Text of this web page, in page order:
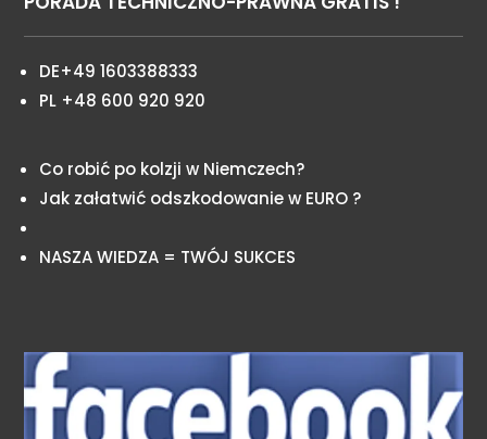
DE+49 1603388333
PL +48 600 920 920
Co robić po kolzji w Niemczech?
Jak załatwić odszkodowanie w EURO ?
NASZA WIEDZA = TWÓJ SUKCES